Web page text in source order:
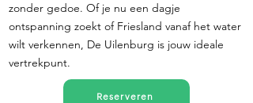
zonder gedoe. Of je nu een dagje
ontspanning zoekt of Friesland vanaf het water
wilt verkennen, De Uilenburg is jouw ideale
vertrekpunt.
Reserveren